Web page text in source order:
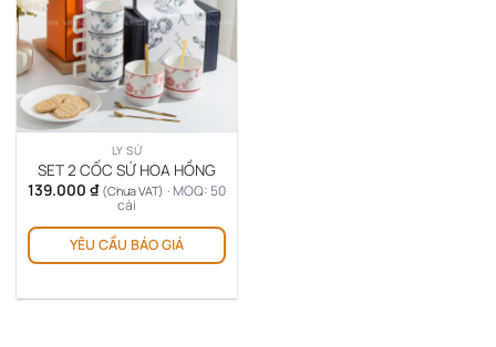
LY SỨ
SET 2 CỐC SỨ HOA HỒNG
139.000 ₫ (Chưa VAT) · MOQ: 50
cái
YÊU CẦU BÁO GIÁ